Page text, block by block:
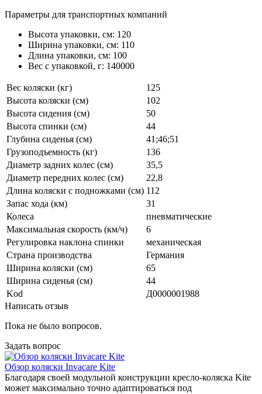
Параметры для транспортных компаний
Высота упаковки, см: 120
Ширина упаковки, см: 110
Длина упаковки, см: 100
Вес с упаковкой, г: 140000
Вес коляски (кг)
125
Высота коляски (см)
102
Высота сидения (см)
50
Высота спинки (см)
44
Глубина сиденья (см)
41;46;51
Грузоподъемность (кг)
136
Диаметр задних колес (см)
35,5
Диаметр передних колес (см)
22,8
Длина коляски с подножками (см) 112
Запас хода (км)
31
Колеса
пневматические
Максимальная скорость (км/ч)
6
Регулировка наклона спинки
механическая
Страна производства
Германия
Ширина коляски (см)
65
Ширина сиденья (см)
44
Kod
Д0000001988
Написать отзыв
Пока не было вопросов.
Задать вопрос
Обзор коляски Invacare Kite
Благодаря своей модульной конструкции кресло-коляска Kite
может максимально точно адаптироваться под